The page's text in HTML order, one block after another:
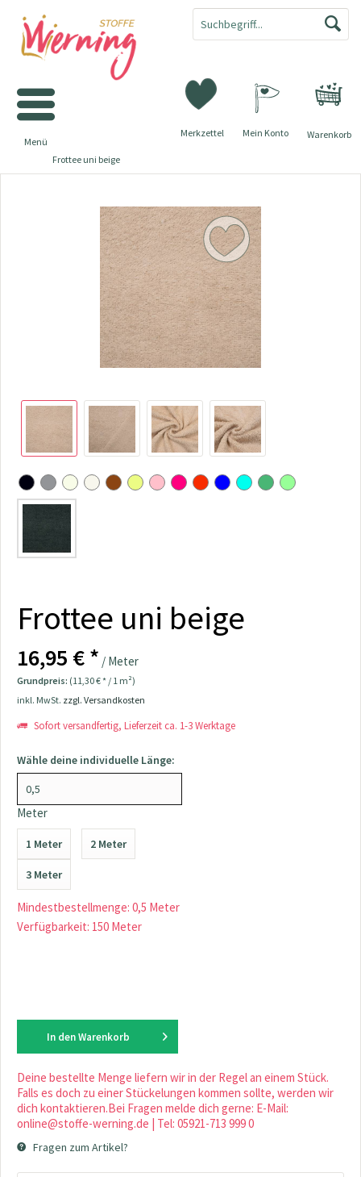
Warenkorb
Merkzettel Mein Konto
Menü
Frottee uni beige
Frottee uni beige
16,95 € * / Meter
Grundpreis: (11,30 € * / 1 m²)
inkl. MwSt. zzgl. Versandkosten
Sofort versandfertig, Lieferzeit ca. 1-3 Werktage
Wähle deine individuelle Länge:
Meter
1 Meter 2 Meter
3 Meter
Mindestbestellmenge: 0,5 Meter
Verfügbarkeit: 150 Meter
In den Warenkorb
Deine bestellte Menge liefern wir in der Regel an einem Stück.
Falls es doch zu einer Stückelungen kommen sollte, werden wir
dich kontaktieren.Bei Fragen melde dich gerne: E-Mail:
online@stoffe-werning.de | Tel: 05921-713 999 0
Fragen zum Artikel?